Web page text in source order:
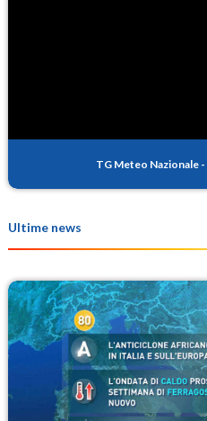
TG Meteo Nazionale -
Ultime news